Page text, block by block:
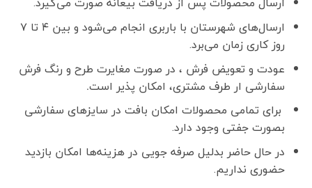
ارسال‌های شهرستان با باربری انجام می‌شود و بین ۴ تا ۷
روز کاری زمان می‌برد.
عودت و تعویض فرش ، در صورت مغایرت طرح و رنگ فرش
سفارشی ار طرف مشتری، امکان پذیر است.
برای تمامی محصولات امکان بافت در سایزهای سفارشی
بصورت جفتی وجود دارد.
در حال حاضر بدلیل صرفه جویی در هزینه‌ها امکان بازدید
حضوری نداریم.